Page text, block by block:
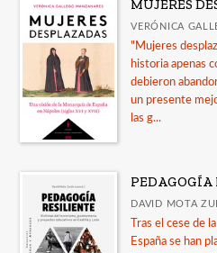
MUJERES
VERÓNICA
"Mujeres
historia apenas
debieron
un presente
las g...
PEDAGOGÍA
DAVID MOTA
Tras el cese de
España se han